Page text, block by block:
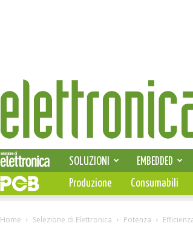
Elettronica
News
SOLUZIONI EMBEDDED
Produzione Consumabili
Home Selezione di Elettronica Potenza